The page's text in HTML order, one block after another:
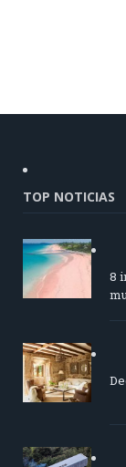
TOP NOTICIAS
8